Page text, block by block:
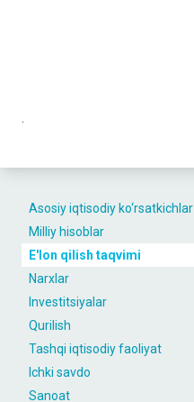
Asosiy iqtisodiy ko‘rsatkichlar
Milliy hisoblar
E'lon qilish taqvimi
Narxlar
Investitsiyalar
Qurilish
Tashqi iqtisodiy faoliyat
Ichki savdo
Sanoat